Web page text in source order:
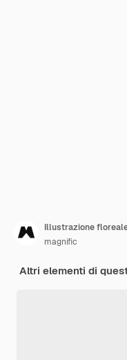
Illustrazione
magnific
Altri elementi di